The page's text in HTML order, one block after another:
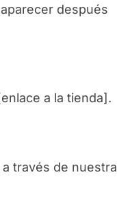
después
a la tienda].
través de nuestra